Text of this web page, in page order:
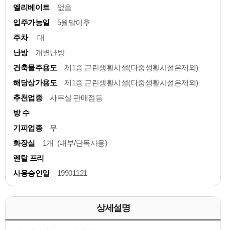
엘리베이트
없음
입주가능일
5월말이후
주차
대
난방
개별난방
건축물주용도
제1종 근린생활시설(다중생활시설은제외)
해당상가용도
제1종 근린생활시설(다중생활시설은제외)
추천업종
사무실 판매점등
방 수
기피업종
무
화장실
1개 (내부/단독사용)
렌탈 프리
사용승인일
19901121
상세설명